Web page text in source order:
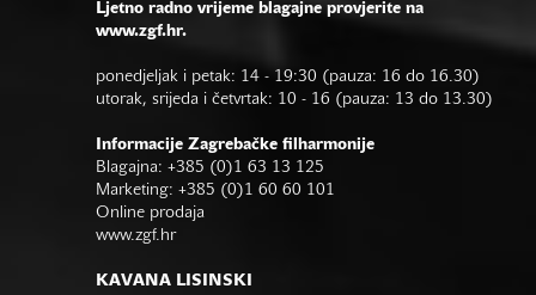
Ljetno radno vrijeme blagajne provjerite na
www.zgf.hr.
ponedjeljak i petak: 14 - 19:30 (pauza: 16 do 16.30)
utorak, srijeda i četvrtak: 10 - 16 (pauza: 13 do 13.30)
Informacije Zagrebačke filharmonije
Blagajna: +385 (0)1 63 13 125
Marketing: +385 (0)1 60 60 101
Online prodaja
www.zgf.hr
KAVANA LISINSKI